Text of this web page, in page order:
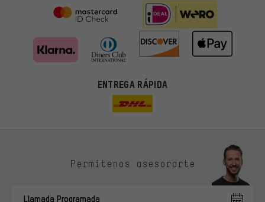
ENTREGA RÁPIDA
Permítenos asesorarte
Llamada Programada